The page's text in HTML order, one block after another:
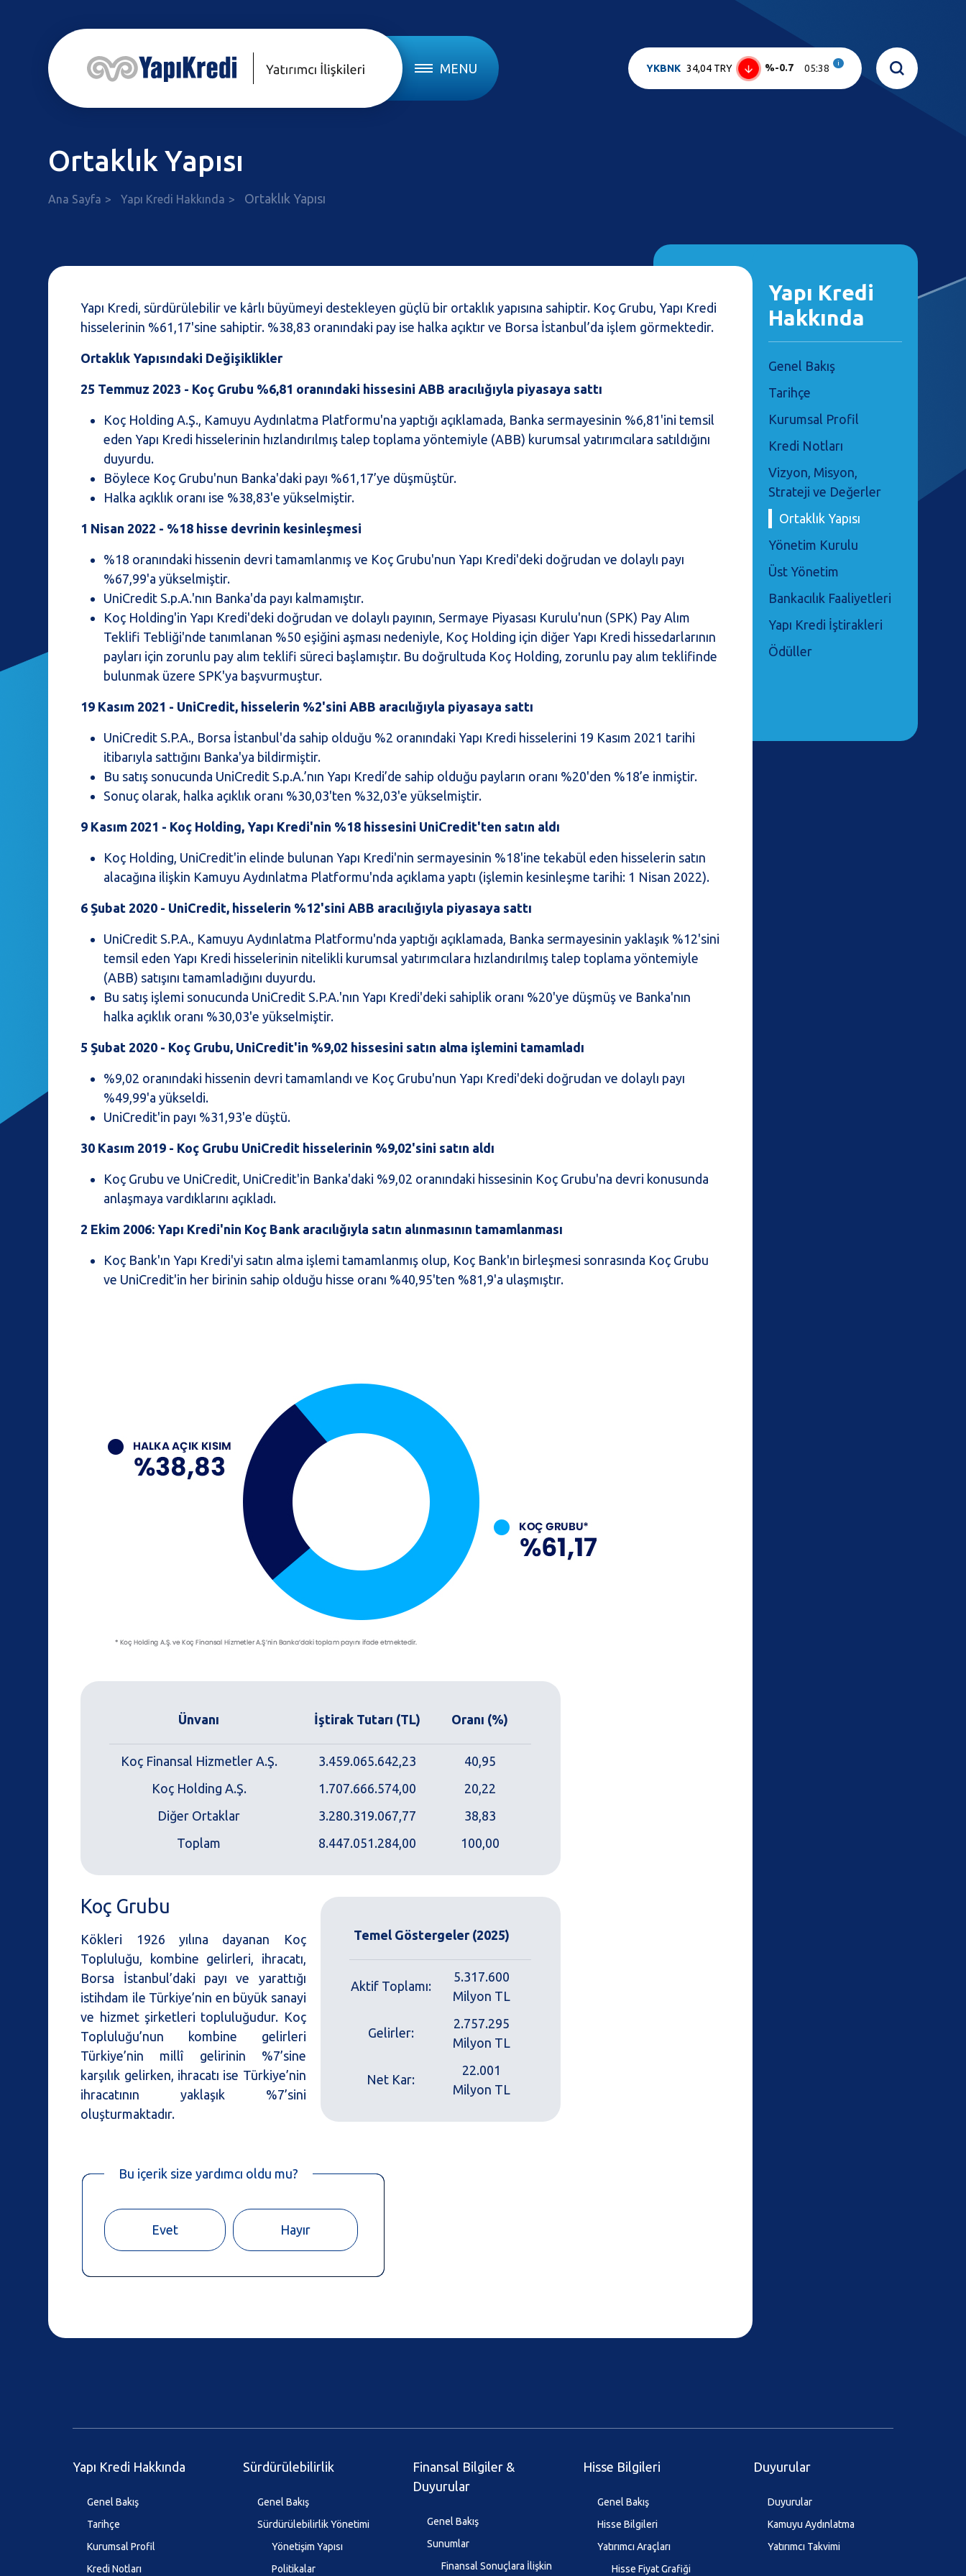
MENU YKBNK 34,04 TRY %-0.7 05:38 i
Ortaklık Yapısı
Ana Sayfa Yapı Kredi Hakkında Ortaklık Yapısı
Yapı Kredi, sürdürülebilir ve kârlı büyümeyi destekleyen güçlü bir ortaklık yapısına sahiptir. Koç Grubu, Yapı Kredi
hisselerinin %61,17'sine sahiptir. %38,83 oranındaki pay ise halka açıktır ve Borsa İstanbul’da işlem görmektedir.
Ortaklık Yapısındaki Değişiklikler
25 Temmuz 2023 - Koç Grubu %6,81 oranındaki hissesini ABB aracılığıyla piyasaya sattı
Koç Holding A.Ş., Kamuyu Aydınlatma Platformu'na yaptığı açıklamada, Banka sermayesinin %6,81'ini temsil
eden Yapı Kredi hisselerinin hızlandırılmış talep toplama yöntemiyle (ABB) kurumsal yatırımcılara satıldığını
duyurdu.
Böylece Koç Grubu'nun Banka'daki payı %61,17’ye düşmüştür.
Halka açıklık oranı ise %38,83'e yükselmiştir.
1 Nisan 2022 - %18 hisse devrinin kesinleşmesi
%18 oranındaki hissenin devri tamamlanmış ve Koç Grubu'nun Yapı Kredi'deki doğrudan ve dolaylı payı
%67,99'a yükselmiştir.
UniCredit S.p.A.'nın Banka'da payı kalmamıştır.
Koç Holding'in Yapı Kredi'deki doğrudan ve dolaylı payının, Sermaye Piyasası Kurulu'nun (SPK) Pay Alım
Teklifi Tebliği'nde tanımlanan %50 eşiğini aşması nedeniyle, Koç Holding için diğer Yapı Kredi hissedarlarının
payları için zorunlu pay alım teklifi süreci başlamıştır. Bu doğrultuda Koç Holding, zorunlu pay alım teklifinde
bulunmak üzere SPK'ya başvurmuştur.
19 Kasım 2021 - UniCredit, hisselerin %2'sini ABB aracılığıyla piyasaya sattı
UniCredit S.P.A., Borsa İstanbul'da sahip olduğu %2 oranındaki Yapı Kredi hisselerini 19 Kasım 2021 tarihi
itibarıyla sattığını Banka'ya bildirmiştir.
Bu satış sonucunda UniCredit S.p.A.’nın Yapı Kredi’de sahip olduğu payların oranı %20'den %18’e inmiştir.
Sonuç olarak, halka açıklık oranı %30,03'ten %32,03'e yükselmiştir.
9 Kasım 2021 - Koç Holding, Yapı Kredi'nin %18 hissesini UniCredit'ten satın aldı
Koç Holding, UniCredit'in elinde bulunan Yapı Kredi'nin sermayesinin %18'ine tekabül eden hisselerin satın
alacağına ilişkin Kamuyu Aydınlatma Platformu'nda açıklama yaptı (işlemin kesinleşme tarihi: 1 Nisan 2022).
6 Şubat 2020 - UniCredit, hisselerin %12'sini ABB aracılığıyla piyasaya sattı
UniCredit S.P.A., Kamuyu Aydınlatma Platformu'nda yaptığı açıklamada, Banka sermayesinin yaklaşık %12'sini
temsil eden Yapı Kredi hisselerinin nitelikli kurumsal yatırımcılara hızlandırılmış talep toplama yöntemiyle
(ABB) satışını tamamladığını duyurdu.
Bu satış işlemi sonucunda UniCredit S.P.A.'nın Yapı Kredi'deki sahiplik oranı %20'ye düşmüş ve Banka'nın
halka açıklık oranı %30,03'e yükselmiştir.
5 Şubat 2020 - Koç Grubu, UniCredit'in %9,02 hissesini satın alma işlemini tamamladı
%9,02 oranındaki hissenin devri tamamlandı ve Koç Grubu'nun Yapı Kredi'deki doğrudan ve dolaylı payı
%49,99'a yükseldi.
UniCredit'in payı %31,93'e düştü.
30 Kasım 2019 - Koç Grubu UniCredit hisselerinin %9,02'sini satın aldı
Koç Grubu ve UniCredit, UniCredit'in Banka'daki %9,02 oranındaki hissesinin Koç Grubu'na devri konusunda
anlaşmaya vardıklarını açıkladı.
2 Ekim 2006: Yapı Kredi'nin Koç Bank aracılığıyla satın alınmasının tamamlanması
Koç Bank'ın Yapı Kredi'yi satın alma işlemi tamamlanmış olup, Koç Bank'ın birleşmesi sonrasında Koç Grubu
ve UniCredit'in her birinin sahip olduğu hisse oranı %40,95'ten %81,9'a ulaşmıştır.
Ünvanı İştirak Tutarı (TL) Oranı (%)
Koç Finansal Hizmetler A.Ş. 3.459.065.642,23
40,95
Koç Holding A.Ş.
1.707.666.574,00
20,22
Diğer Ortaklar
3.280.319.067,77
38,83
Toplam
8.447.051.284,00 100,00
Koç Grubu
Kökleri 1926 yılına dayanan Koç
Topluluğu, kombine gelirleri, ihracatı,
Borsa İstanbul’daki payı ve yarattığı
istihdam ile Türkiye’nin en büyük sanayi
ve hizmet şirketleri topluluğudur. Koç
Topluluğu’nun kombine gelirleri
Türkiye’nin millî gelirinin %7’sine
karşılık gelirken, ihracatı ise Türkiye’nin
ihracatının yaklaşık %7’sini
oluşturmaktadır.
Temel Göstergeler (2025)
Aktif Toplamı:
5.317.600
Milyon TL
Gelirler:
2.757.295
Milyon TL
Net Kar:
22.001
Milyon TL
Bu içerik size yardımcı oldu mu?
Evet Hayır
Yapı Kredi
Hakkında
Genel Bakış
Tarihçe
Kurumsal Profil
Kredi Notları
Vizyon, Misyon,
Strateji ve Değerler
Ortaklık Yapısı
Yönetim Kurulu
Üst Yönetim
Bankacılık Faaliyetleri
Yapı Kredi İştirakleri
Ödüller
Yapı Kredi Hakkında
Genel Bakış
Tarihçe
Kurumsal Profil
Kredi Notları
Sürdürülebilirlik
Genel Bakış
Sürdürülebilirlik Yönetimi
Yönetişim Yapısı
Politikalar
Finansal Bilgiler &
Duyurular
Genel Bakış
Sunumlar
Finansal Sonuçlara İlişkin
Hisse Bilgileri
Genel Bakış
Hisse Bilgileri
Yatırımcı Araçları
Hisse Fiyat Grafiği
Duyurular
Duyurular
Kamuyu Aydınlatma
Yatırımcı Takvimi